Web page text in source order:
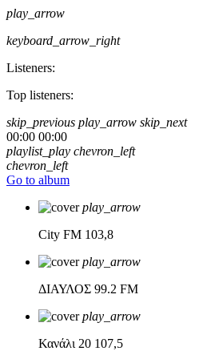
play_arrow
keyboard_arrow_right
Listeners:
Top listeners:
skip_previous play_arrow skip_next
00:00 00:00
playlist_play chevron_left
chevron_left
Go to album
play_arrow
City FM 103,8
play_arrow
ΔΙΑΥΛΟΣ 99.2 FM
play_arrow
Κανάλι 20 107,5